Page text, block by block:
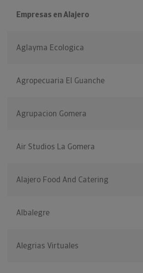
Empresas en Alajero
Aglayma Ecologica
Agropecuaria El Guanche
Agrupacion Gomera
Air Studios La Gomera
Alajero Food And Catering
Albalegre
Alegrias Virtuales